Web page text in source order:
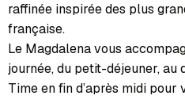
raffinée inspirée des plus
française.
Le Magdalena vous
journée, du petit-déjeuner, au
Time en fin d’après midi pour